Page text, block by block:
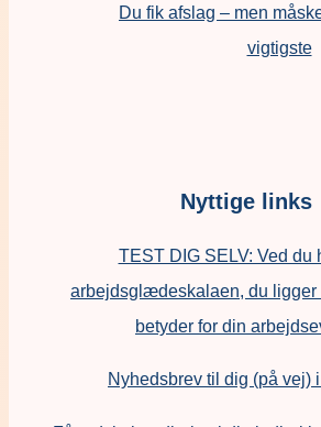
Du fik afslag – men
vigtigste
Nyttige links
TEST DIG SELV: Ved du
arbejdsglædeskalaen, du ligger
betyder for din
Nyhedsbrev til dig (på vej)